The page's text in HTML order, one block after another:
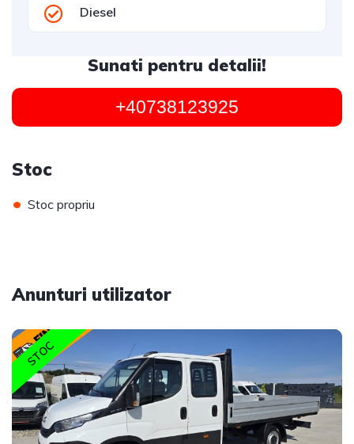
Diesel
Sunati pentru detalii!
+40738123925
Stoc
• Stoc propriu
Anunturi utilizator
STOC